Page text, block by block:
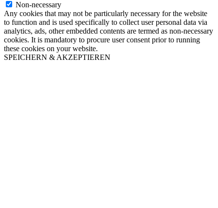
Non-necessary
Any cookies that may not be particularly necessary for the website
to function and is used specifically to collect user personal data via
analytics, ads, other embedded contents are termed as non-necessary
cookies. It is mandatory to procure user consent prior to running
these cookies on your website.
SPEICHERN & AKZEPTIEREN